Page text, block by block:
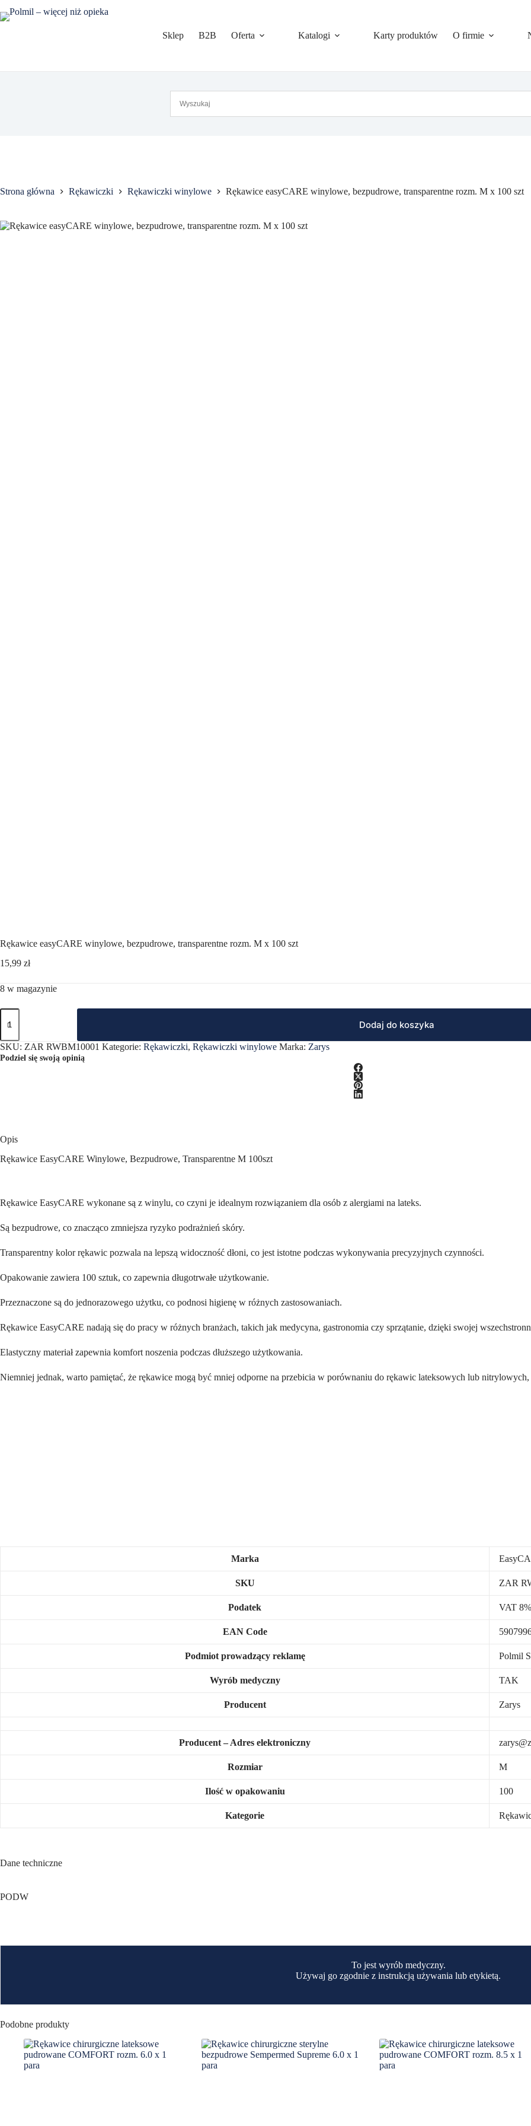
do
Sklep
B2B Oferta Katalogi Karty produktów O firmie
Strona główna Rękawiczki Rękawiczki winylowe Rękawice easyCARE winylowe, bezpudrowe, transparentne rozm. M x 100 szt
Rękawice easyCARE winylowe, bezpudrowe, transparentne rozm. M x 100 szt
15,99 zł
8 w magazynie
ilość
Rękawice
winylowe,
bezpudrowe,
transparentne
Dodaj do koszyka
SKU: ZAR RWBM10001 Kategorie: Rękawiczki, Rękawiczki winylowe Marka: Zarys
Podziel się swoją opinią
Opis
Rękawice EasyCARE Winylowe, Bezpudrowe, Transparentne M 100szt
Rękawice EasyCARE wykonane są z winylu, co czyni je idealnym rozwiązaniem dla osób z alergiami na lateks.
Są bezpudrowe, co znacząco zmniejsza ryzyko podrażnień skóry.
Transparentny kolor rękawic pozwala na lepszą widoczność dłoni, co jest istotne podczas wykonywania precyzyjnych czynności.
Opakowanie zawiera 100 sztuk, co zapewnia długotrwałe użytkowanie.
Przeznaczone są do jednorazowego użytku, co podnosi higienę w różnych zastosowaniach.
Rękawice EasyCARE nadają się do pracy w różnych branżach, takich jak medycyna, gastronomia czy sprzątanie, dzięki swojej
Elastyczny materiał zapewnia komfort noszenia podczas dłuższego użytkowania.
Niemniej jednak, warto pamiętać, że rękawice mogą być mniej odporne na przebicia w porównaniu do rękawic lateksowych lub
Marka
SKU ZAR
Podatek VAT 8%
EAN Code
Podmiot prowadzący reklamę Polmil
Wyrób medyczny TAK
Producent Zarys
Producent – Adres elektroniczny
Rozmiar M
Ilość w opakowaniu 100
Kategorie
Dane techniczne
PODW
To jest wyrób medyczny.
Używaj go zgodnie z instrukcją używania lub etykietą.
Podobne produkty